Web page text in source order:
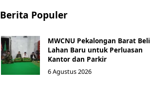
Berita Populer
MWCNU Pekalongan Barat Beli
Lahan Baru untuk Perluasan
Kantor dan Parkir
6 Agustus 2026